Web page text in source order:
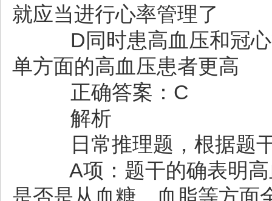
就应当进行心率管理了
D同时患高血压和冠心
单方面的高血压患者更高
正确答案：C
解析
日常推理题，根据题干
A项：题干的确表明高
是否是从血糖、血脂等方面